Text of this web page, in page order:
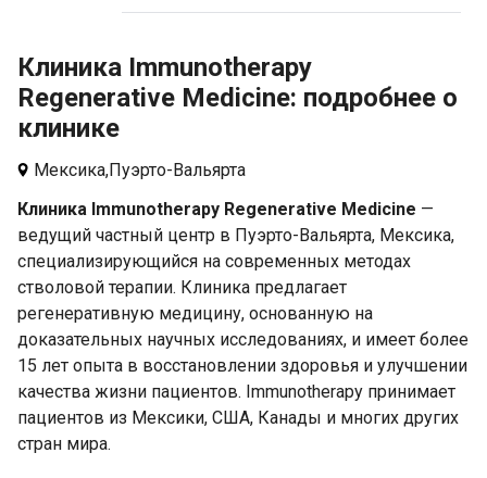
Клиника Immunotherapy
Regenerative Medicine: подробнее о
клинике
Мексика,Пуэрто-Вальярта
Клиника Immunotherapy Regenerative Medicine —
ведущий частный центр в Пуэрто-Вальярта, Мексика,
специализирующийся на современных методах
стволовой терапии. Клиника предлагает
регенеративную медицину, основанную на
доказательных научных исследованиях, и имеет более
15 лет опыта в восстановлении здоровья и улучшении
качества жизни пациентов. Immunotherapy принимает
пациентов из Мексики, США, Канады и многих других
стран мира.